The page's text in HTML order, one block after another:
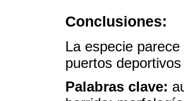
Conclusiones:
La especie
puertos
Palabras clave: